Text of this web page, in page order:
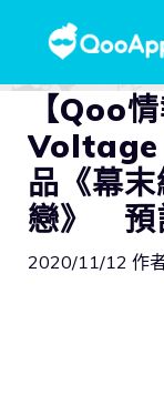
【Qoo
Voltage
品《幕
戀》 預
2020/11/12 作